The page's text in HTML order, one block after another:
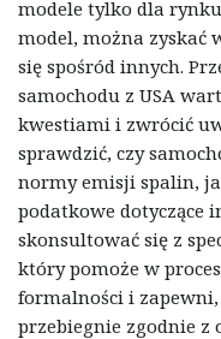
modele tylko dla
model, można zyskać
się spośród innych.
samochodu z USA
kwestiami i zwrócić
sprawdzić, czy
normy emisji spalin,
podatkowe dotyczące
skonsultować się z
który pomoże w
formalności i zapewni,
przebiegnie zgodnie z